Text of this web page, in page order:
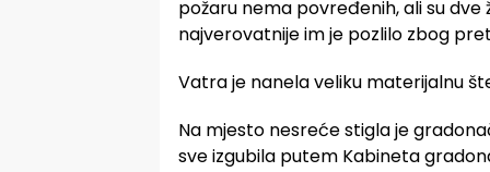
požaru nema povređenih, ali su
najverovatnije im je pozlilo zbog
Vatra je nanela veliku materijalnu
Na mjesto nesreće stigla je
sve izgubila putem Kabineta